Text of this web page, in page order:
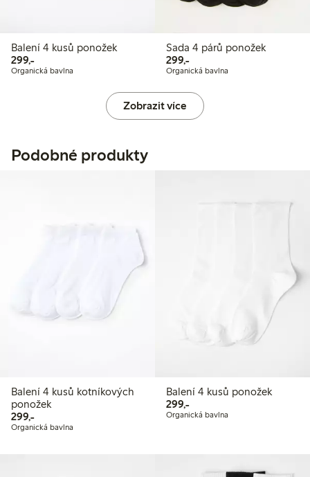
Balení 4 kusů ponožek
299,-299,00 Kč
Organická bavlna
Sada 4 párů ponožek
299,-299,00 Kč
Organická bavlna
Zobrazit více
Podobné produkty
Balení 4 kusů kotníkových
ponožek
299,-299,00 Kč
Organická bavlna
Balení 4 kusů ponožek
299,-299,00 Kč
Organická bavlna